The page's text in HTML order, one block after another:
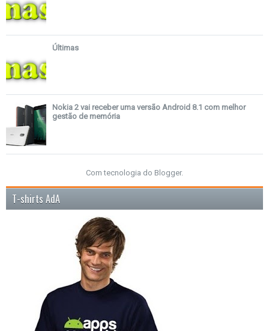
Últimas
Nokia 2 vai receber uma versão Android 8.1 com melhor
gestão de memória
Com tecnologia do Blogger.
T-shirts AdA